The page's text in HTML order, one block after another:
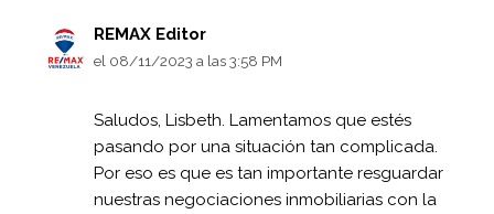
REMAX Editor
el 08/11/2023 a las 3:58 PM
Saludos, Lisbeth. Lamentamos que estés
pasando por una situación tan complicada.
Por eso es que es tan importante resguardar
nuestras negociaciones inmobiliarias con la